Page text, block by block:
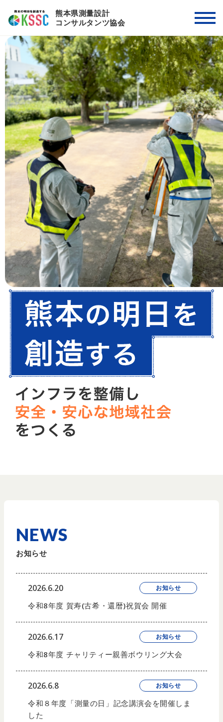
熊本県測量設計
コンサルタンツ協会
NEWS
お知らせ
2026.6.20 お知らせ
令和8年度 賀寿(古希・還暦)祝賀会 開催
2026.6.17 お知らせ
令和8年度 チャリティー親善ボウリング大会
2026.6.8 お知らせ
令和８年度「測量の日」記念講演会を開催しま
した